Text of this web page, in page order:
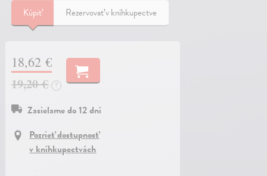
Kúpiť Rezervovať v kníhkupectve
18,62 €
19,20 €
?
Zasielame do 12 dní
Pozrieť dostupnosť
v kníhkupectvách